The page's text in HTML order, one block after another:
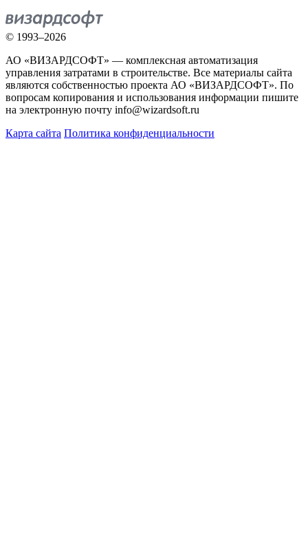
© 1993–2026
АО «ВИЗАРДСОФТ» — комплексная автоматизация
управления затратами в строительстве. Все материалы сайта
являются собственностью проекта АО «ВИЗАРДСОФТ». По
вопросам копирования и использования информации пишите
на электронную почту info@wizardsoft.ru
Карта сайта Политика конфиденциальности